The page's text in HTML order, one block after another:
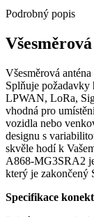
Podrobný popis
Všesměrová
Splňuje požadavky
LPWAN, LoRa,
vhodná pro
vozidla nebo
designu s
skvěle hodí k
A868-MG3SRA2
který je zakončený
Specifikace